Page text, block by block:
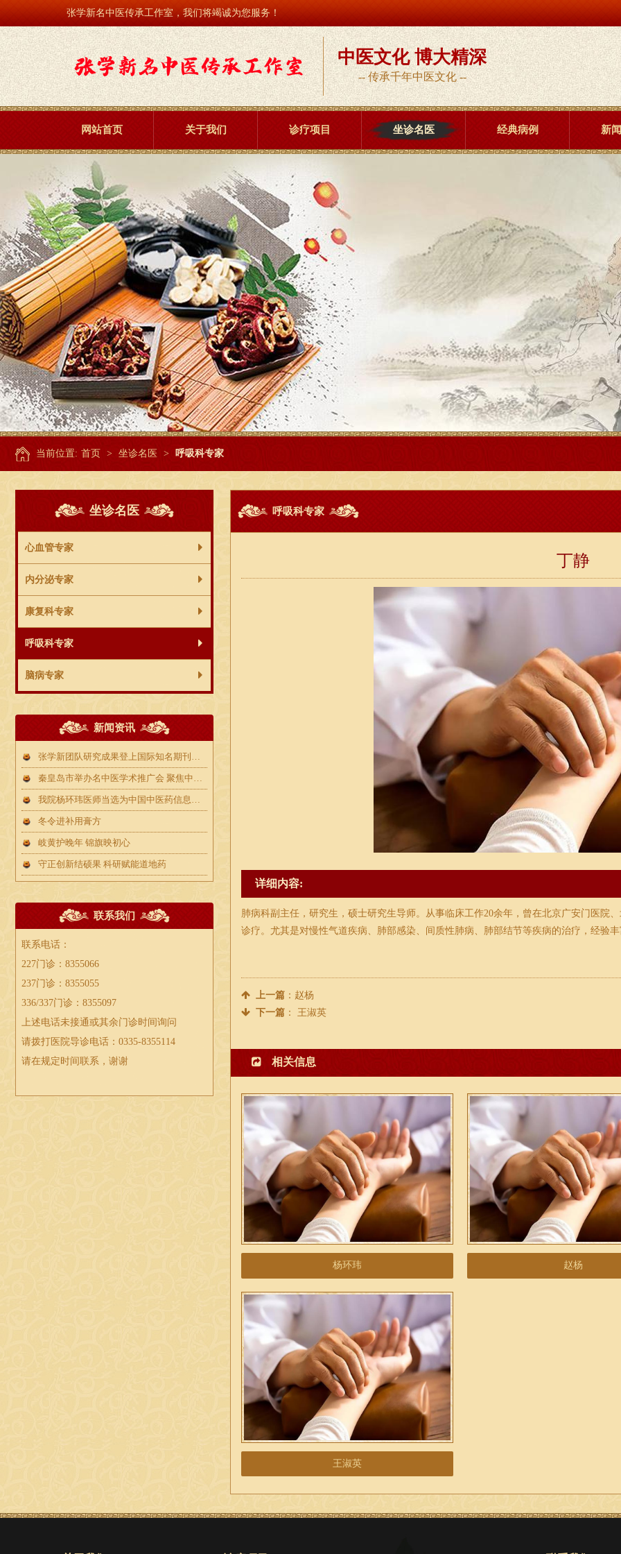
张学新名中医传承工作室，我们将竭诚为您服务！
中医文化 博大精深
-- 传承千年中医文化 --
网站首页 关于我们 诊疗项目 坐诊名医 经典病例 新
当前位置: 首页 > 坐诊名医 > 呼吸科专家
坐诊名医
心血管专家
内分泌专家
康复科专家
呼吸科专家
脑病专家
新闻资讯
张学新团队研究成果登上国际知名期刊！破解气候变化下北苍术生存与品质难题
秦皇岛市举办名中医学术推广会 聚焦中西医结合诊疗方案
我院杨环玮医师当选为中国中医药信息学会人才信息分会“千家中医医院万名经方人才提升工程”首席专家
冬令进补用膏方
岐黄护晚年 锦旗映初心
守正创新结硕果 科研赋能道地药
联系我们
联系电话：
227门诊：8355066
237门诊：8355055
336/337门诊：8355097
上述电话未接通或其余门诊时间询问
请拨打医院导诊电话：0335-8355114
请在规定时间联系，谢谢
呼吸科专家
丁静
详细内容:
肺病科副主任，研究生，硕士研究生导师。从事临床工作20余年，曾在北京广安门医院
诊疗。尤其是对慢性气道疾病、肺部感染、间质性肺病、肺部结节等疾病的治疗，经验
上一篇： 赵杨
下一篇： 王淑英
相关信息
杨环玮 赵杨
王淑英